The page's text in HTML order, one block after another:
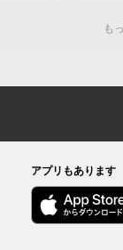
も
アプリもあります